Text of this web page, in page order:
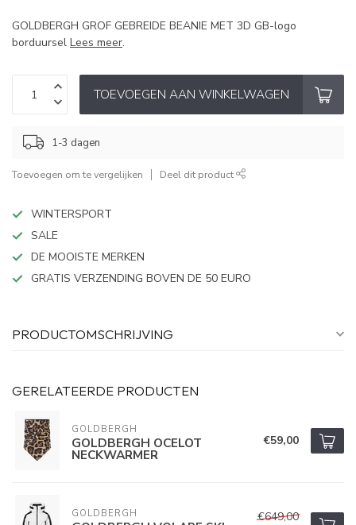
GOLDBERGH GROF GEBREIDE BEANIE MET 3D GB-logo
borduursel Lees meer.
TOEVOEGEN AAN WINKELWAGEN
1-3 dagen
Toevoegen om te vergelijken Deel dit product
WINTERSPORT
SALE
DE MOOISTE MERKEN
GRATIS VERZENDING BOVEN DE 50 EURO
PRODUCTOMSCHRIJVING
GERELATEERDE PRODUCTEN
GOLDBERGH
GOLDBERGH OCELOT
NECKWARMER
€59,00
GOLDBERGH
€649,00